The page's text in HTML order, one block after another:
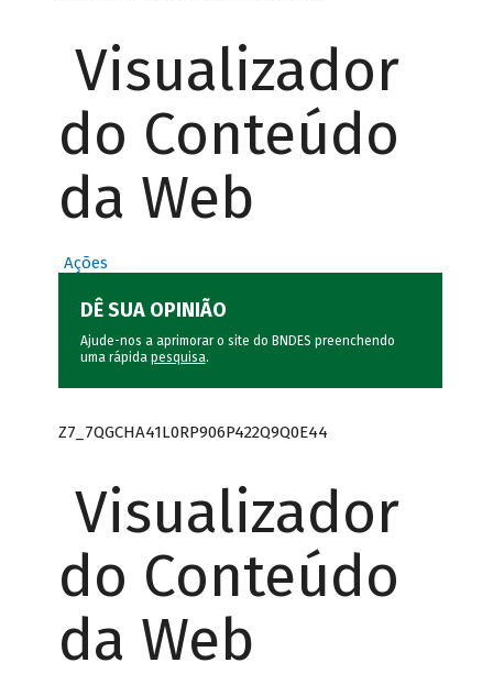
Visualizador
do Conteúdo
da Web
Ações
DÊ SUA OPINIÃO
Ajude-nos a aprimorar o site do BNDES preenchendo
uma rápida pesquisa.
Z7_7QGCHA41L0RP906P422Q9Q0E44
Visualizador
do Conteúdo
da Web